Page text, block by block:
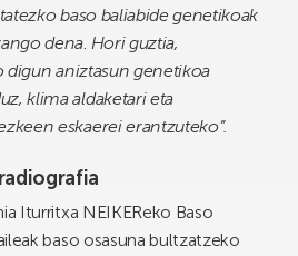
baso baliabide genetikoak
dena. Hori guztia,
digun aniztasun genetikoa
klima aldaketari eta
eskaerei erantzuteko”.
Iturritxa NEIKEReko Baso
baso osasuna bultzatzeko